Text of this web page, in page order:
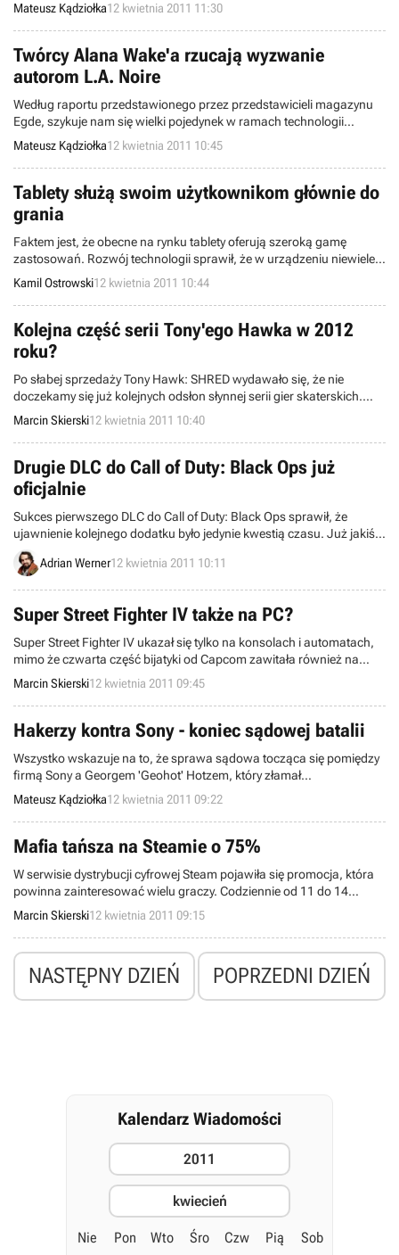
samym, produkt japońskiego dewelopera jest, jak na razie, jedynym
tytułem na 3DS, któremu udało się osiągnąć ten imponujący rezultat.
Mateusz Kądziołka12 kwietnia 2011 11:30
Twórcy Alana Wake'a rzucają wyzwanie
autorom L.A. Noire
Według raportu przedstawionego przez przedstawicieli magazynu
Egde, szykuje nam się wielki pojedynek w ramach technologii
pozwalającej na realistyczną animację twarzy postaci w grach
komputerowych. W szranki stanie firma Rockstar (wydawca L.A.
Noire) oraz fiński zespół Remedy Entertainment (odpowiedzialny za
takie tytuły jak Alan Wake i Max Payne).
Mateusz Kądziołka12 kwietnia 2011 10:45
Tablety służą swoim użytkownikom głównie do
grania
Faktem jest, że obecne na rynku tablety oferują szeroką gamę
zastosowań. Rozwój technologii sprawił, że w urządzeniu niewiele
większym od książki kryje się moc obliczeniowa, której nie
powstydziłby się laptop sprzed zaledwie kilku lat. Ale jak wykazują
najnowsze badania przeprowadzone przez Google, tablety służą
głównie do grania.
Kamil Ostrowski12 kwietnia 2011 10:44
Kolejna część serii Tony'ego Hawka w 2012
roku?
Po słabej sprzedaży Tony Hawk: SHRED wydawało się, że nie
doczekamy się już kolejnych odsłon słynnej serii gier skaterskich.
Spekulacje szybko uciął sam Tony Hawk. Teraz zdradza on, kiedy
możemy spodziewać się jej powrotu.
Marcin Skierski12 kwietnia 2011 10:40
Drugie DLC do Call of Duty: Black Ops już
oficjalnie
Sukces pierwszego DLC do Call of Duty: Black Ops sprawił, że
ujawnienie kolejnego dodatku było jedynie kwestią czasu. Już jakiś
czas temu pisaliśmy o spekulacjach na ten temat, które teraz zostały
wreszcie oficjalnie potwierdzone.
Adrian Werner12 kwietnia 2011 10:11
Super Street Fighter IV także na PC?
Super Street Fighter IV ukazał się tylko na konsolach i automatach,
mimo że czwarta część bijatyki od Capcom zawitała również na
pecetach. Okazuje się jednak, że debiut jej usprawnionej wersji na tej
platformie nadal jest możliwy.
Marcin Skierski12 kwietnia 2011 09:45
Hakerzy kontra Sony - koniec sądowej batalii
Wszystko wskazuje na to, że sprawa sądowa tocząca się pomiędzy
firmą Sony a Georgem 'Geohot' Hotzem, który złamał
zabezpieczenia Playstation 3, dobiegła końca. Obydwie strony
ogłosiły ugodę, jednak słynny haker nie zamierza przerywać swojej
osobistej walki z gigantem.
Mateusz Kądziołka12 kwietnia 2011 09:22
Mafia tańsza na Steamie o 75%
W serwisie dystrybucji cyfrowej Steam pojawiła się promocja, która
powinna zainteresować wielu graczy. Codziennie od 11 do 14
kwietnia obniżki doczekają się kolejne produkcje od 2K Games. Na
pierwszy ogień poszła seria Mafia ze wszystkimi dodatkami DLC.
Marcin Skierski12 kwietnia 2011 09:15
NASTĘPNY DZIEŃ POPRZEDNI DZIEŃ
Kalendarz Wiadomości
2011
kwiecień
Nie Pon Wto Śro Czw Pią Sob